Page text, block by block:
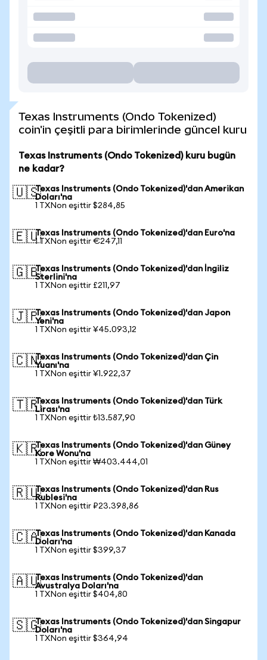
Texas Instruments (Ondo Tokenized)
coin'in çeşitli para birimlerinde güncel kuru
Texas Instruments (Ondo Tokenized) kuru bugün
ne kadar?
🇺🇸Texas Instruments (Ondo Tokenized)'dan Amerikan
Doları'na
1 TXNon eşittir $284,85
🇪🇺Texas Instruments (Ondo Tokenized)'dan Euro'na
1 TXNon eşittir €247,11
🇬🇧Texas Instruments (Ondo Tokenized)'dan İngiliz
Sterlini'na
1 TXNon eşittir £211,97
🇯🇵Texas Instruments (Ondo Tokenized)'dan Japon
Yeni'na
1 TXNon eşittir ¥45.093,12
🇨🇳Texas Instruments (Ondo Tokenized)'dan Çin
Yuanı'na
1 TXNon eşittir ¥1.922,37
🇹🇷Texas Instruments (Ondo Tokenized)'dan Türk
Lirası'na
1 TXNon eşittir ₺13.587,90
🇰🇷Texas Instruments (Ondo Tokenized)'dan Güney
Kore Wonu'na
1 TXNon eşittir ₩403.444,01
🇷🇺Texas Instruments (Ondo Tokenized)'dan Rus
Rublesi'na
1 TXNon eşittir ₽23.398,86
🇨🇦Texas Instruments (Ondo Tokenized)'dan Kanada
Doları'na
1 TXNon eşittir $399,37
🇦🇺Texas Instruments (Ondo Tokenized)'dan
Avustralya Doları'na
1 TXNon eşittir $404,80
🇸🇬Texas Instruments (Ondo Tokenized)'dan Singapur
Doları'na
1 TXNon eşittir $364,94